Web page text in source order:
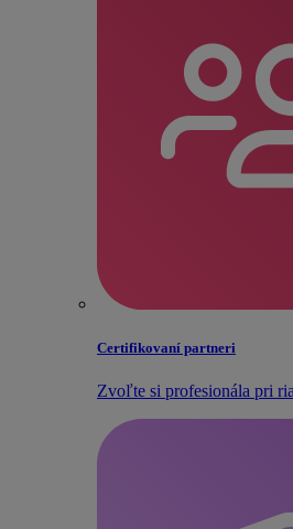
Certifikovaní partneri
Zvoľte si profesionála pri